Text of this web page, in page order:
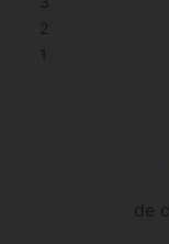
2
1
de